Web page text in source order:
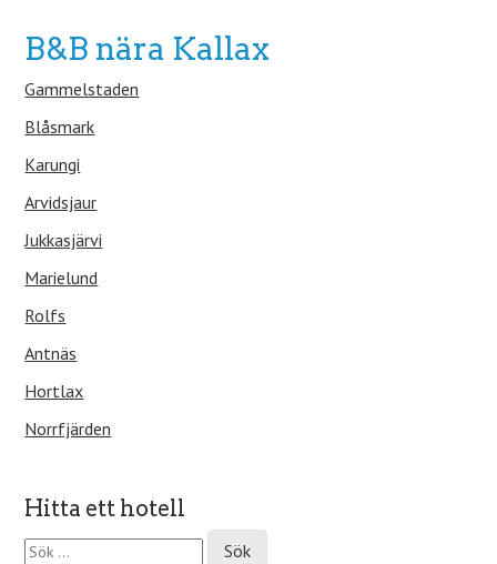
B&B nära Kallax
Gammelstaden
Blåsmark
Karungi
Arvidsjaur
Jukkasjärvi
Marielund
Rolfs
Antnäs
Hortlax
Norrfjärden
Hitta ett hotell
S